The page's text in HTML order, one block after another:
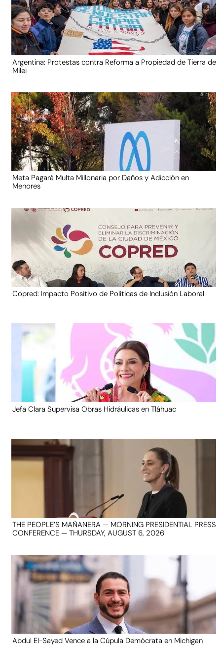
Argentina: Protestas contra Reforma a Propiedad de Tierra de
Milei
Meta Pagará Multa Millonaria por Daños y Adicción en
Menores
Copred: Impacto Positivo de Políticas de Inclusión Laboral
Jefa Clara Supervisa Obras Hidráulicas en Tláhuac
THE PEOPLE’S MAÑANERA — MORNING PRESIDENTIAL PRESS
CONFERENCE — THURSDAY, AUGUST 6, 2026
Abdul El-Sayed Vence a la Cúpula Demócrata en Michigan